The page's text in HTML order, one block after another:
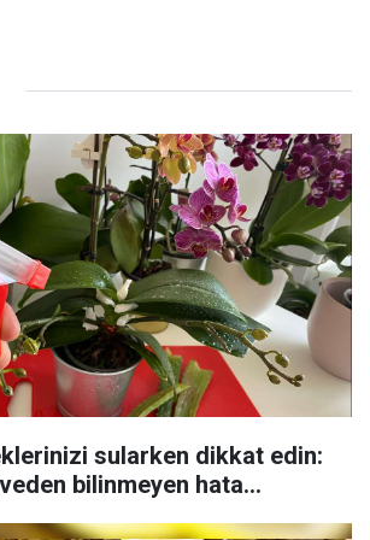
sularken dikkat edin:
bilinmeyen hata...